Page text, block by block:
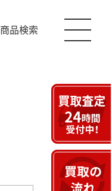
商品検索